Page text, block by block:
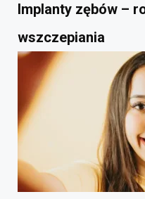
Implanty zębów –
wszczepiania